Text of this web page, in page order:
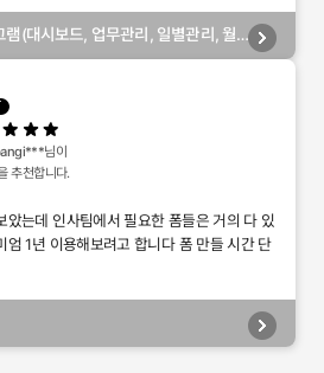
(대시보드, 업무관리, 일별관리, 월
님이
추천합니다.
았는데 인사팀에서 필요한 폼들은 거의 다 있
엄 1년 이용해보려고 합니다 폼 만들 시간 단